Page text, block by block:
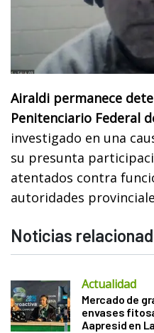
Airaldi permanece
Penitenciario Federal
investigado en una
su presunta
atentados contra
autoridades
Noticias
Actualidad
Mercado de
envases
Aapresid en